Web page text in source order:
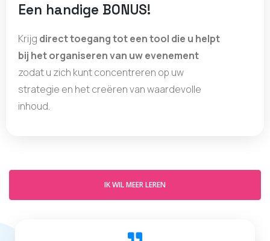
Een handige BONUS!
Krijg direct toegang tot een tool die u helpt
bij het organiseren van uw evenement
zodat u zich kunt concentreren op uw
strategie en het creëren van waardevolle
inhoud.
IK WIL MEER LEREN